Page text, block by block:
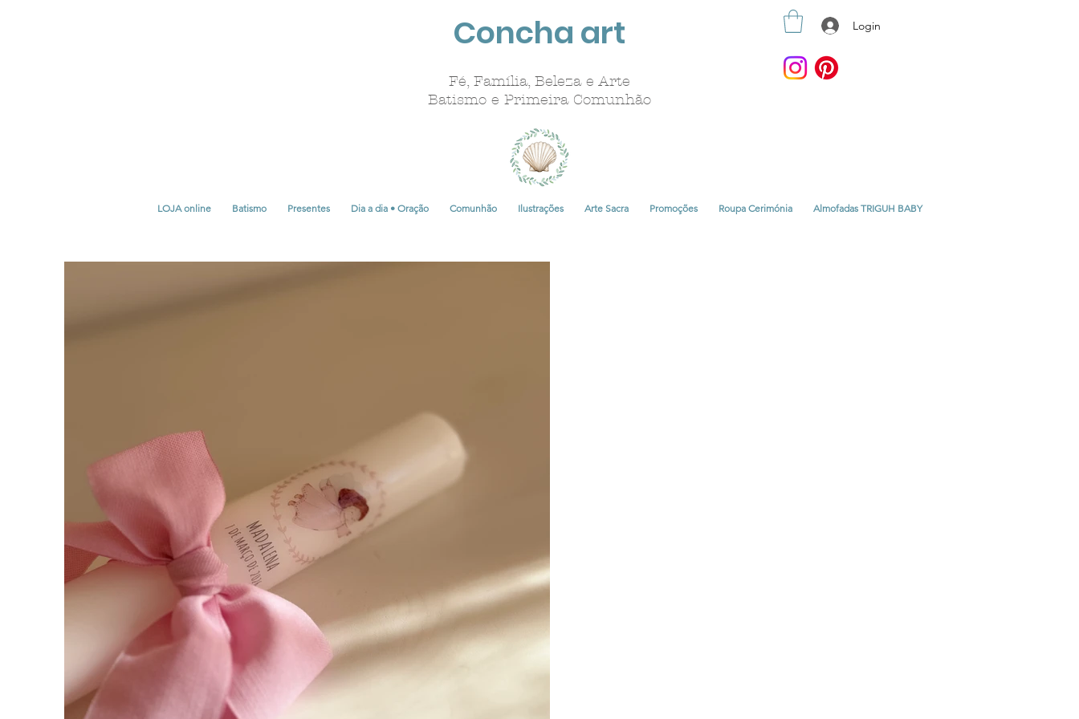
Concha art
Fé, Família, Beleza e Arte
Batismo e Primeira Comunhão
Login
LOJA online Batismo Presentes Dia a dia • Oração Comunhão Ilustrações Arte Sacra Promoções Roupa Cerimónia Almofadas TRIGUH BABY